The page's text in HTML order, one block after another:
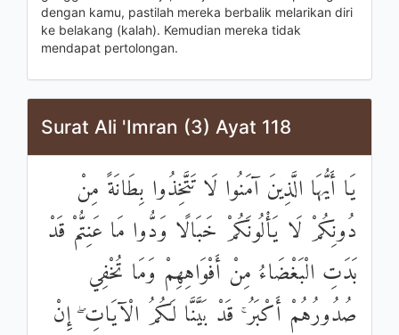
dengan kamu, pastilah mereka berbalik melarikan diri
ke belakang (kalah). Kemudian mereka tidak
mendapat pertolongan.
Surat Ali 'Imran (3) Ayat 118
يَا أَيُّهَا الَّذِينَ آمَنُوا لَا تَتَّخِذُوا بِطَانَةً مِنْ
دُونِكُمْ لَا يَأْلُونَكُمْ خَبَالًا وَدُّوا مَا عَنِتُّمْ قَدْ
بَدَتِ الْبَغْضَاءُ مِنْ أَفْوَاهِهِمْ وَمَا تُخْفِي
صُدُورُهُمْ أَكْبَرُ ۚ قَدْ بَيَّنَّا لَكُمُ الْآيَاتِ ۖ إِنْ